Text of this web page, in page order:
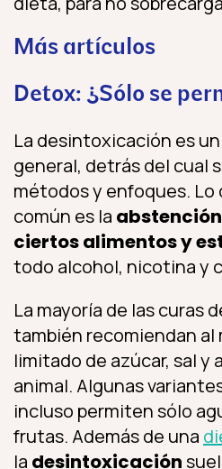
Más artículos
Detox: ¿Sólo se
La desintoxicación es
general, detrás del cual
métodos y enfoques.
común es la
ciertos alimentos y
todo alcohol, nicotina y
La mayoría de las curas
también recomiendan al
limitado de azúcar, sal y
animal. Algunas
incluso permiten sólo
frutas. Además de una
la desintoxicación